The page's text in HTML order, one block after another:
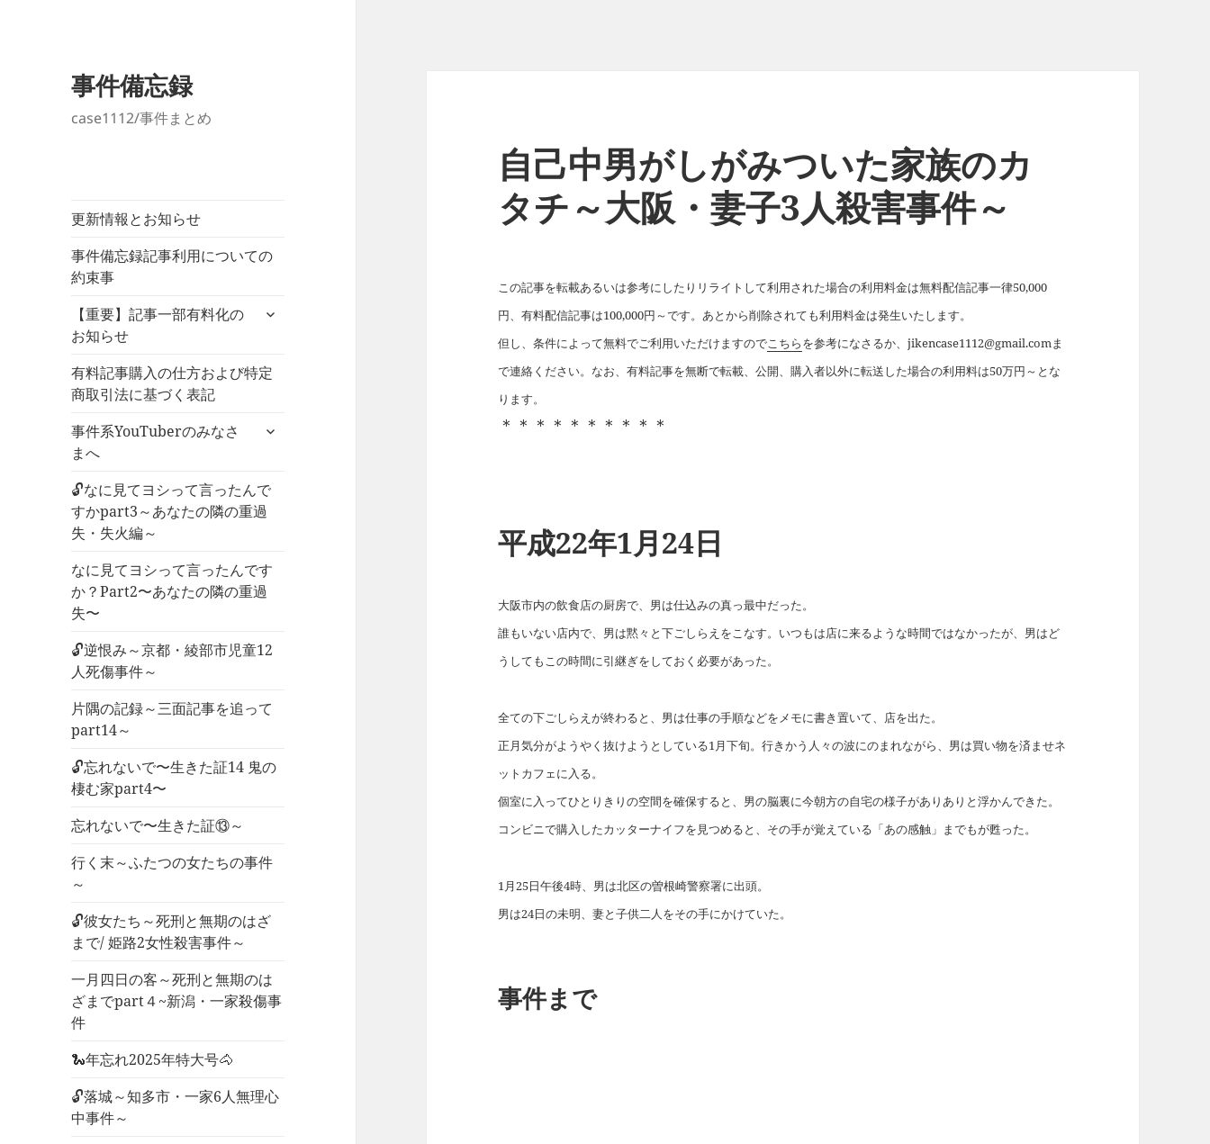
事件備忘録
case1112/事件まとめ
更新情報とお知らせ
事件備忘録記事利用についての
約束事
【重要】記事一部有料化の
お知らせ
サ
ニ
を
有料記事購入の仕方および特定
商取引法に基づく表記
事件系YouTuberのみなさ
まへ
サ
ニ
ュ
展
開
🔓なに見てヨシって言ったんで
すかpart3～あなたの隣の重過
失・失火編～
なに見てヨシって言ったんです
か？Part2〜あなたの隣の重過
失〜
🔓逆恨み～京都・綾部市児童12
人死傷事件～
片隅の記録～三面記事を追って
part14～
🔓忘れないで〜生きた証14 鬼の
棲む家part4〜
忘れないで〜生きた証⑬～
行く末～ふたつの女たちの事件
～
🔓彼女たち～死刑と無期のはざ
まで/ 姫路2女性殺害事件～
一月四日の客～死刑と無期のは
ざまでpart４~新潟・一家殺傷事
件
🐍年忘れ2025年特大号🐴
🔓落城～知多市・一家6人無理心
中事件～
自己中男がしがみついた家族のカ
タチ～大阪・妻子3人殺害事件～
この記事を転載あるいは参考にしたりリライトして利用された場合の利用料金は無料配信記事一律50,000
円、有料配信記事は100,000円～です。あとから削除されても利用料金は発生いたします。
但し、条件によって無料でご利用いただけますのでこちらを参考になさるか、jikencase1112@gmail.comま
で連絡ください。なお、有料記事を無断で転載、公開、購入者以外に転送した場合の利用料は50万円～とな
ります。
＊＊＊＊＊＊＊＊＊＊
平成22年1月24日
大阪市内の飲食店の厨房で、男は仕込みの真っ最中だった。
誰もいない店内で、男は黙々と下ごしらえをこなす。いつもは店に来るような時間ではなかったが、男はど
うしてもこの時間に引継ぎをしておく必要があった。
全ての下ごしらえが終わると、男は仕事の手順などをメモに書き置いて、店を出た。
正月気分がようやく抜けようとしている1月下旬。行きかう人々の波にのまれながら、男は買い物を済ませネ
ットカフェに入る。
個室に入ってひとりきりの空間を確保すると、男の脳裏に今朝方の自宅の様子がありありと浮かんできた。
コンビニで購入したカッターナイフを見つめると、その手が覚えている「あの感触」までもが甦った。
1月25日午後4時、男は北区の曽根崎警察署に出頭。
男は24日の未明、妻と子供二人をその手にかけていた。
事件まで